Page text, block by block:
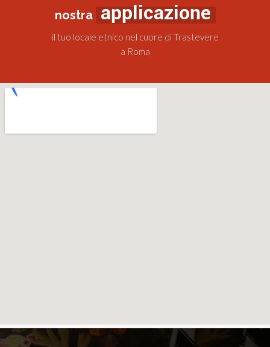
nostra applicazione
il tuo locale etnico nel cuore di Trastevere
a Roma